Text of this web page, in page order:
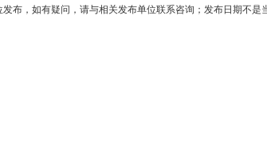
布，如有疑问，请与相关发布单位联系咨询；发布日期不是